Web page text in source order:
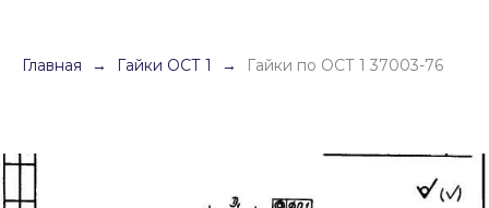
Главная Гайки ОСТ 1 Гайки по ОСТ 1 37003-76